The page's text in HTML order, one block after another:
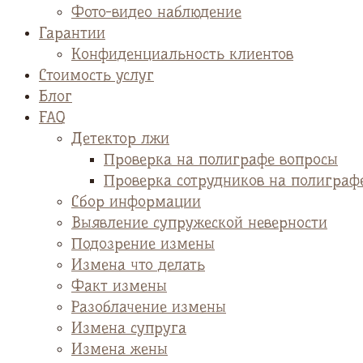
Фото-видео наблюдение
Гарантии
Конфиденциальность клиентов
Стоимость услуг
Блог
FAQ
Детектор лжи
Проверка на полиграфе вопросы
Проверка сотрудников на
Сбор информации
Выявление супружеской неверности
Подозрение измены
Измена что делать
Факт измены
Разоблачение измены
Измена супруга
Измена жены